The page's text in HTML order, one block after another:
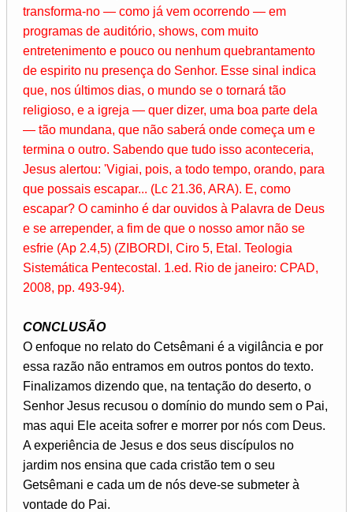
transforma-no — como já vem ocorrendo — em
programas de auditório, shows, com muito
entretenimento e pouco ou nenhum quebrantamento
de espirito nu presença do Senhor. Esse sinal indica
que, nos últimos dias, o mundo se o tornará tão
religioso, e a igreja — quer dizer, uma boa parte dela
— tão mundana, que não saberá onde começa um e
termina o outro. Sabendo que tudo isso aconteceria,
Jesus alertou: 'Vigiai, pois, a todo tempo, orando, para
que possais escapar... (Lc 21.36, ARA). E, como
escapar? O caminho é dar ouvidos à Palavra de Deus
e se arrepender, a fim de que o nosso amor não se
esfrie (Ap 2.4,5) (ZIBORDI, Ciro 5, Etal. Teologia
Sistemática Pentecostal. 1.ed. Rio de janeiro: CPAD,
2008, pp. 493-94).
CONCLUSÃO
O enfoque no relato do Cetsêmani é a vigilância e por
essa razão não entramos em outros pontos do texto.
Finalizamos dizendo que, na tentação do deserto, o
Senhor Jesus recusou o domínio do mundo sem o Pai,
mas aqui Ele aceita sofrer e morrer por nós com Deus.
A experiência de Jesus e dos seus discípulos no
jardim nos ensina que cada cristão tem o seu
Getsêmani e cada um de nós deve-se submeter à
vontade do Pai.